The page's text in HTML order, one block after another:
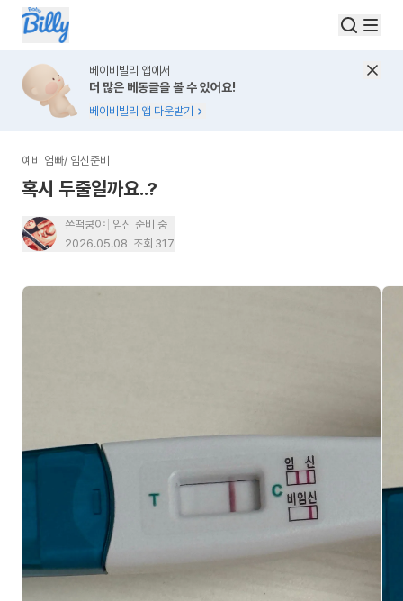
베이비빌리 앱에서
더 많은 베동글을 볼 수 있어요!
베이비빌리 앱 다운받기
예비 엄빠/ 임신준비
혹시 두줄일까요..?
쫀떡쿵야
임신 준비 중
2026.05.08 조회 317